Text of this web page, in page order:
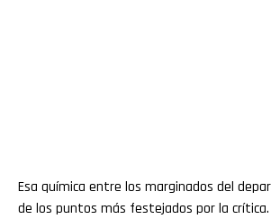
Esa química entre los marginados del
de los puntos más festejados por la